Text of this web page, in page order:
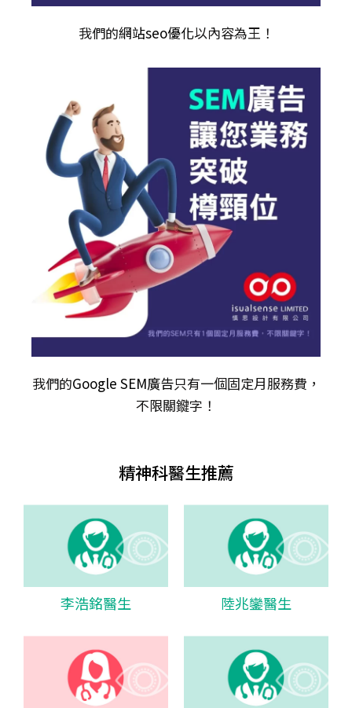
我們的網站seo優化以內容為王！
我們的Google SEM廣告只有一個固定月服務費，
不限關𨫡字！
精神科醫生推薦
李浩銘醫生 陸兆鑾醫生